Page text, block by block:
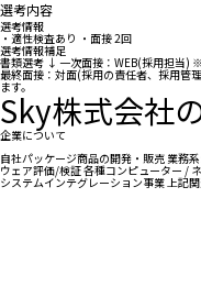
選考内容
選考情報
・適性検査あり ・面接 2回
選考情報補足
書類選考 ↓ 一次面接：WEB(採用担当)
最終面接：対面(採用の責任者、採用管
ます。
Sky株式会社
企業について
自社パッケージ商品の開発・販売 業務
ウェア評価/検証 各種コンピューター /
システムインテグレーション事業 上記